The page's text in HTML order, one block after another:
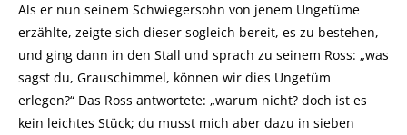
Als er nun seinem Schwiegersohn von jenem Ungetüme
erzählte, zeigte sich dieser sogleich bereit, es zu bestehen,
und ging dann in den Stall und sprach zu seinem Ross: „was
sagst du, Grauschimmel, können wir dies Ungetüm
erlegen?“ Das Ross antwortete: „warum nicht? doch ist es
kein leichtes Stück; du musst mich aber dazu in sieben